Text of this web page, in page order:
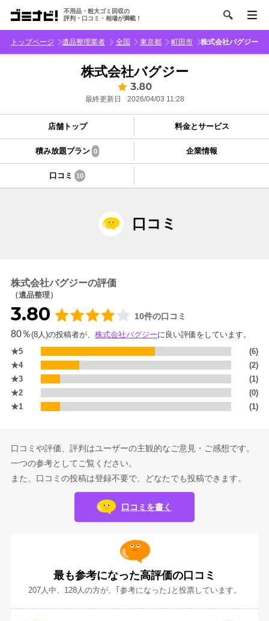
不用品・粗大ゴミ回収の
評判・口コミ・相場が満載！
トップページ 遺品整理業者 全国 東京都 町田市 株式会社バグジー
株式会社バグジー
3.80
最終更新日 2026/04/03 11:28
店舗トップ 料金とサービス
積み放題プラン 0 企業情報
口コミ 10
口コミ
株式会社バグジーの評価
（遺品整理）
3.80 10件の口コミ
80％(8人)の投稿者が、株式会社バグジーに良い評価をしています。
★5
(6)
★4
(2)
★3
(1)
★2
(0)
★1
(1)
口コミや評価、評判はユーザーの主観的なご意見・ご感想です。
一つの参考としてご覧ください。
また、口コミの投稿は登録不要で、どなたでも投稿できます。
口コミを書く
最も参考になった高評価の口コミ
207人中、128人の方が、｢参考になった｣と投票しています。